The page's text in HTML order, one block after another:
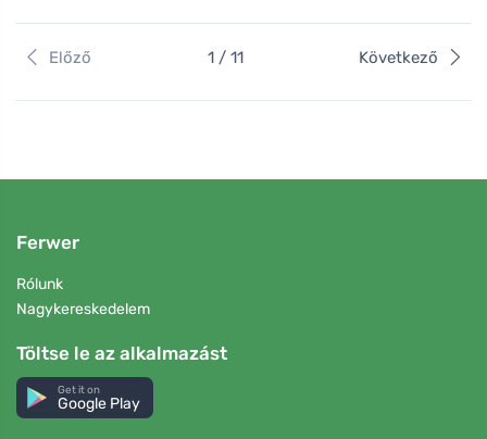
Előző 1 / 11 Következő
Ferwer
Rólunk
Nagykereskedelem
Töltse le az alkalmazást
Get it on
Google Play